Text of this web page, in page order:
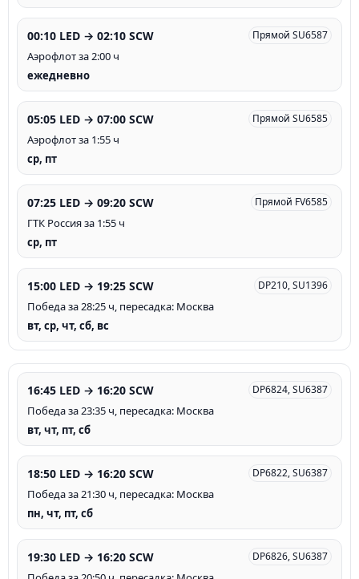
00:10 LED → 02:10 SCW Прямой SU6587
Аэрофлот за 2:00 ч
ежедневно
05:05 LED → 07:00 SCW Прямой SU6585
Аэрофлот за 1:55 ч
ср, пт
07:25 LED → 09:20 SCW Прямой FV6585
ГТК Россия за 1:55 ч
ср, пт
15:00 LED → 19:25 SCW DP210, SU1396
Победа за 28:25 ч, пересадка: Москва
вт, ср, чт, сб, вс
16:45 LED → 16:20 SCW DP6824, SU6387
Победа за 23:35 ч, пересадка: Москва
вт, чт, пт, сб
18:50 LED → 16:20 SCW DP6822, SU6387
Победа за 21:30 ч, пересадка: Москва
пн, чт, пт, сб
19:30 LED → 16:20 SCW DP6826, SU6387